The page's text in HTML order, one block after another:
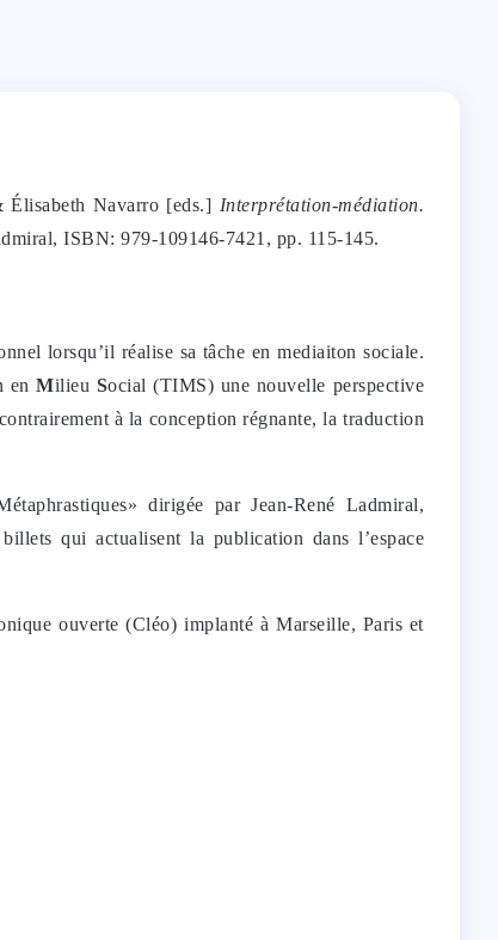
Élisabeth Navarro [eds.] Interprétation-médiation.
ISBN: 979-109146-7421, pp. 115-145.
lorsqu’il réalise sa tâche en mediaiton sociale.
enMilieu Social (TIMS) une nouvelle perspective
à la conception régnante, la traduction
dirigée par Jean-René Ladmiral,
qui actualisent la publication dans l’espace
ouverte (Cléo) implanté à Marseille, Paris et